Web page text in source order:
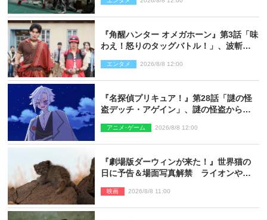
『角醒ハンター オメガホーン』第3話「味
わえ！怒りのタッグバトル！」、波斬の
エンタメ 2026/8/8 12:00
『名探偵プリキュア！』第28話「謎の怪
盗デッチ・アゲイン」、謎の怪盗から不
アニメ･ゲーム 2026/8/8 12:00
『劇場版ダーウィンが来た！』世界猫の
日に予告＆場面写真解禁 ライオンやマ
映画 2026/8/8 11:00